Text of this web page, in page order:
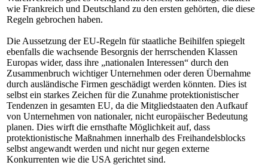
wie Frankreich und Deutschland zu den ersten gehörten, die diese
Regeln gebrochen haben.
Die Aussetzung der EU-Regeln für staatliche Beihilfen spiegelt
ebenfalls die wachsende Besorgnis der herrschenden Klassen
Europas wider, dass ihre „nationalen Interessen“ durch den
Zusammenbruch wichtiger Unternehmen oder deren Übernahme
durch ausländische Firmen geschädigt werden könnten. Dies ist
selbst ein starkes Zeichen für die Zunahme protektionistischer
Tendenzen in gesamten EU, da die Mitgliedstaaten den Aufkauf
von Unternehmen von nationaler, nicht europäischer Bedeutung
planen. Dies wirft die ernsthafte Möglichkeit auf, dass
protektionistische Maßnahmen innerhalb des Freihandelsblocks
selbst angewandt werden und nicht nur gegen externe
Konkurrenten wie die USA gerichtet sind.